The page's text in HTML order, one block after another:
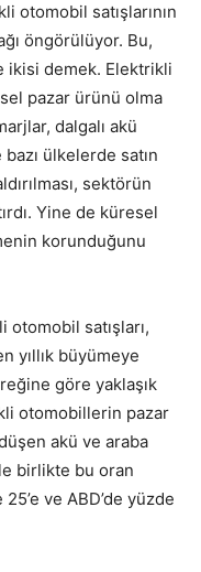
otomobil satışlarının
öngörülüyor. Bu,
ikisi demek. Elektrikli
pazar ürünü olma
dalgalı akü
ülkelerde satın
sektörün
Yine de küresel
korunduğunu
otomobil satışları,
yıllık büyümeye
göre yaklaşık
otomobillerin pazar
akü ve araba
birlikte bu oran
ve ABD’de yüzde